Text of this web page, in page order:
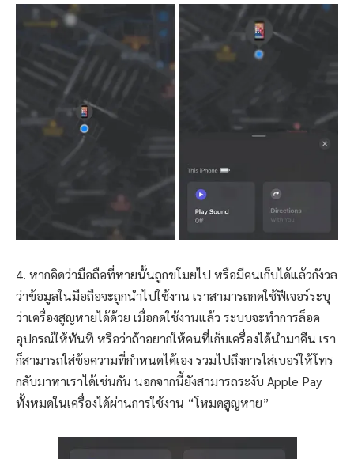
4. หากคิดว่ามือถือที่หายนั้นถูกขโมยไป หรือมีคนเก็บได้แล้วกังวล
ว่าข้อมูลในมือถือจะถูกนำไปใช้งาน เราสามารถกดใช้ฟีเจอร์ระบุ
ว่าเครื่องสูญหายได้ด้วย เมื่อกดใช้งานแล้ว ระบบจะทำการล็อค
อุปกรณ์ให้ทันที หรือว่าถ้าอยากให้คนที่เก็บเครื่องได้นำมาคืน เรา
ก็สามารถใส่ข้อความที่กำหนดได้เอง รวมไปถึงการใส่เบอร์ให้โทร
กลับมาหาเราได้เช่นกัน นอกจากนี้ยังสามารถระงับ Apple Pay
ทั้งหมดในเครื่องได้ผ่านการใช้งาน “โหมดสูญหาย”